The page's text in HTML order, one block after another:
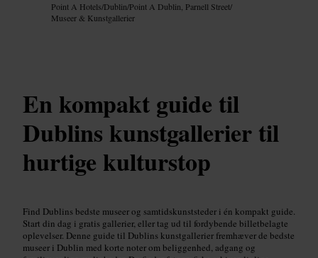
Point A Hotels/Dublin/Point A Dublin, Parnell Street/
Museer & Kunstgallerier
En kompakt guide til
Dublins kunstgallerier til
hurtige kulturstop
Find Dublins bedste museer og samtidskunststeder i én kompakt guide.
Start din dag i gratis gallerier, eller tag ud til fordybende billetbelagte
oplevelser. Denne guide til Dublins kunstgallerier fremhæver de bedste
museer i Dublin med korte noter om beliggenhed, adgang og